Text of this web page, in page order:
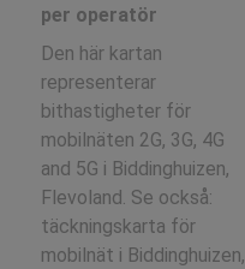
per operatör
Den här kartan
representerar
bithastigheter för
mobilnäten 2G, 3G, 4G
and 5G i Biddinghuizen,
Flevoland. Se också:
täckningskarta för
mobilnät i Biddinghuizen,